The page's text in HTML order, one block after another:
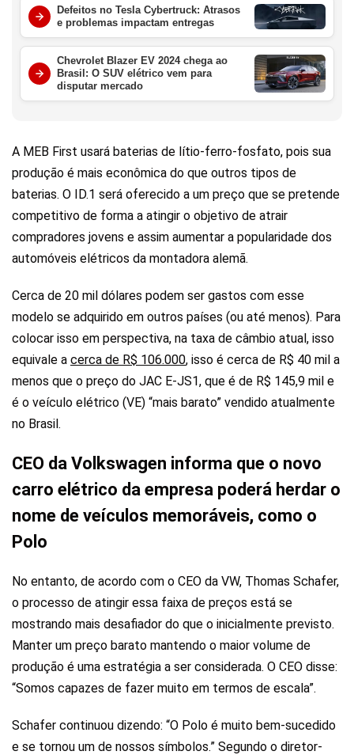
Defeitos no Tesla Cybertruck: Atrasos
e problemas impactam entregas
Chevrolet Blazer EV 2024 chega ao
Brasil: O SUV elétrico vem para
disputar mercado
A MEB First usará baterias de lítio-ferro-fosfato, pois sua
produção é mais econômica do que outros tipos de
baterias. O ID.1 será oferecido a um preço que se pretende
competitivo de forma a atingir o objetivo de atrair
compradores jovens e assim aumentar a popularidade dos
automóveis elétricos da montadora alemã.
Cerca de 20 mil dólares podem ser gastos com esse
modelo se adquirido em outros países (ou até menos). Para
colocar isso em perspectiva, na taxa de câmbio atual, isso
equivale a cerca de R$ 106.000, isso é cerca de R$ 40 mil a
menos que o preço do JAC E-JS1, que é de R$ 145,9 mil e
é o veículo elétrico (VE) “mais barato” vendido atualmente
no Brasil.
CEO da Volkswagen informa que o novo
carro elétrico da empresa poderá herdar o
nome de veículos memoráveis, como o
Polo
No entanto, de acordo com o CEO da VW, Thomas Schafer,
o processo de atingir essa faixa de preços está se
mostrando mais desafiador do que o inicialmente previsto.
Manter um preço barato mantendo o maior volume de
produção é uma estratégia a ser considerada. O CEO disse:
“Somos capazes de fazer muito em termos de escala”.
Schafer continuou dizendo: “O Polo é muito bem-sucedido
e se tornou um de nossos símbolos.” Segundo o diretor-